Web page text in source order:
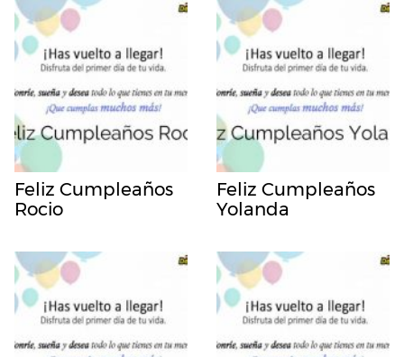
Feliz Cumpleaños
Rocio
Feliz Cumpleaños
Yolanda